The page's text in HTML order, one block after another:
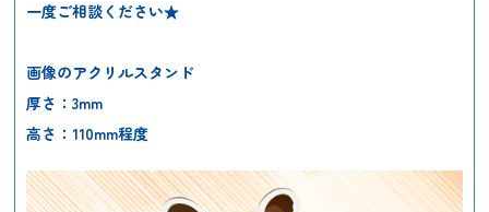
一度ご相談ください★
画像のアクリルスタンド
厚さ：3mm
高さ：110mm程度